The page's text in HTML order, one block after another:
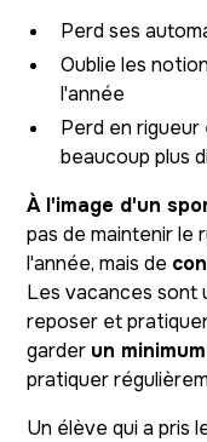
Perd ses
Oublie les
l'année
Perd en
beaucoup plus
À l'image d'un
pas de maintenir le
l'année, mais de
Les vacances sont
reposer et
garder un
pratiquer
Un élève qui a pris